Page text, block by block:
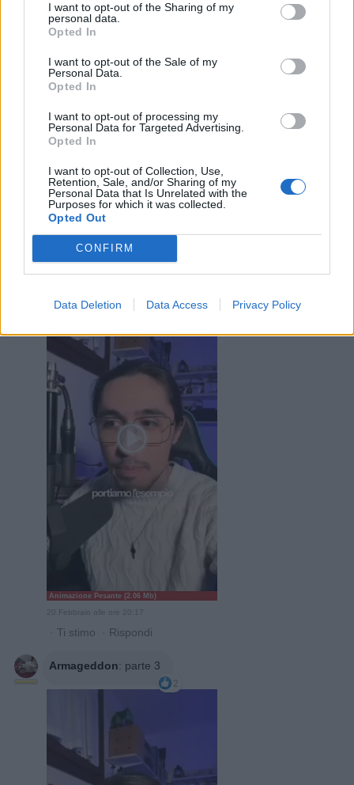
I want to opt-out of the Sharing of my
personal data.
Opted In
I want to opt-out of the Sale of my
Personal Data.
Opted In
I want to opt-out of processing my
Personal Data for Targeted Advertising.
Opted In
I want to opt-out of Collection, Use,
Retention, Sale, and/or Sharing of my
Personal Data that Is Unrelated with the
Purposes for which it was collected.
Opted Out
CONFIRM
Data Deletion Data Access Privacy Policy
Stime: 2 Commenti: 6
Ti stimo fratello
Salva
Armageddon:parte 2
Animazione Pesante (2.06 Mb)
20 Febbraio alle ore 20:17
· Ti stimo · Rispondi
Armageddon: parte 3
2